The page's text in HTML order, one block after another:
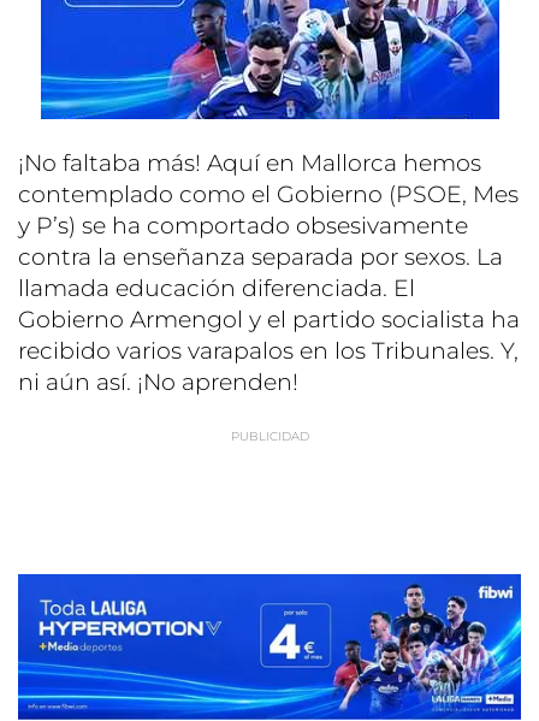
¡No faltaba más! Aquí en Mallorca hemos
contemplado como el Gobierno (PSOE, Mes
y P’s) se ha comportado obsesivamente
contra la enseñanza separada por sexos. La
llamada educación diferenciada. El
Gobierno Armengol y el partido socialista ha
recibido varios varapalos en los Tribunales. Y,
ni aún así. ¡No aprenden!